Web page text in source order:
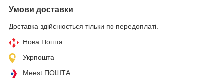
Умови доставки
Доставка здійснюється тільки по передоплаті.
Нова Пошта
Укрпошта
Meest ПОШТА